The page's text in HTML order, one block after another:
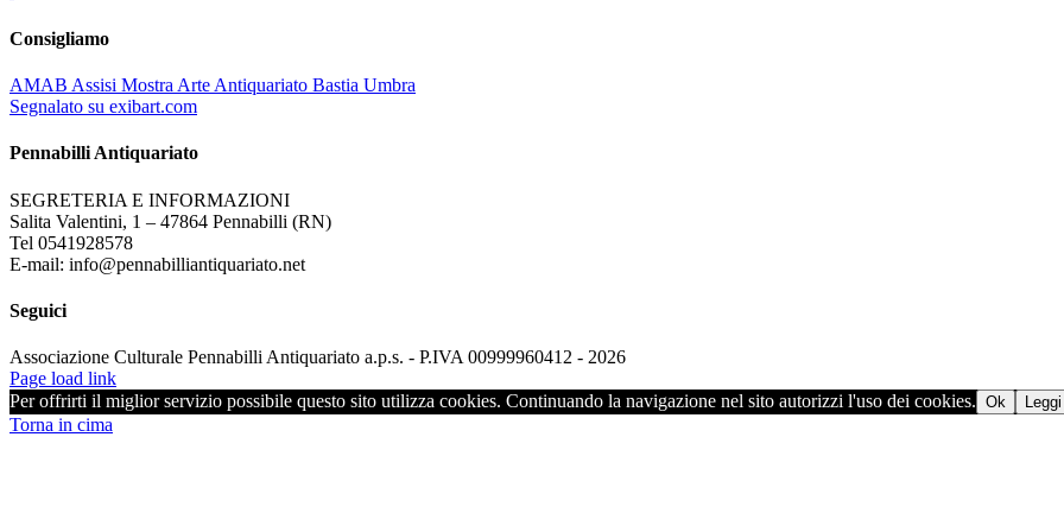
Consigliamo
AMAB Assisi Mostra Arte Antiquariato Bastia Umbra
Segnalato su exibart.com
Pennabilli Antiquariato
SEGRETERIA E INFORMAZIONI
Salita Valentini, 1 – 47864 Pennabilli (RN)
Tel 0541928578
E-mail: info@pennabilliantiquariato.net
Seguici
Associazione Culturale Pennabilli Antiquariato a.p.s. - P.IVA 00999960412 - 2026
Page load link
Per offrirti il miglior servizio possibile questo sito utilizza cookies. Continuando la navigazione nel sito autorizzi l'uso dei cookies. Ok
Torna in cima